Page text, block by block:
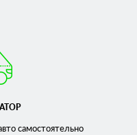
самостоятельно